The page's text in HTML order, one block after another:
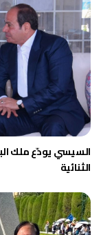
السيسي يودّع ملك
الثنائية